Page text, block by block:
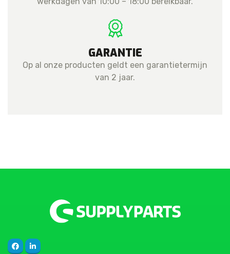
GARANTIE
Op al onze producten geldt een garantietermijn
van 2 jaar.